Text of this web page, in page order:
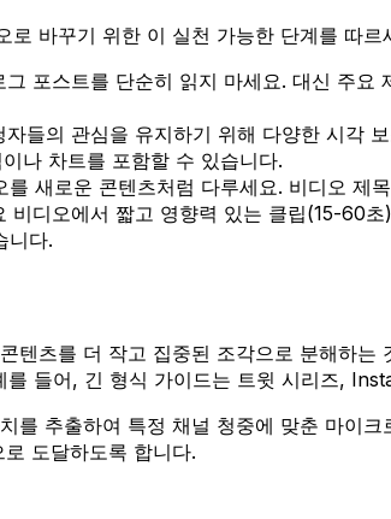
로 바꾸기 위한 이 실천 가능한 단계를 따르
그 포스트를 단순히 읽지 마세요. 대신 주요
자들의 관심을 유지하기 위해 다양한 시각
나 차트를 포함할 수 있습니다.
를 새로운 콘텐츠처럼 다루세요. 비디오 제
비디오에서 짧고 영향력 있는 클립(15-60
니다.
텐츠를 더 작고 집중된 조각으로 분해하
들어, 긴 형식 가이드는 트윗 시리즈,
를 추출하여 특정 채널 청중에 맞춘 마이
도달하도록 합니다.